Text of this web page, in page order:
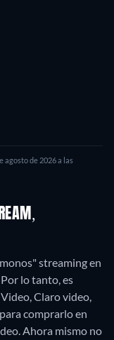
agosto de 2026 a las
streaming en
lo tanto, es
Claro video,
comprarlo en
Ahora mismo no